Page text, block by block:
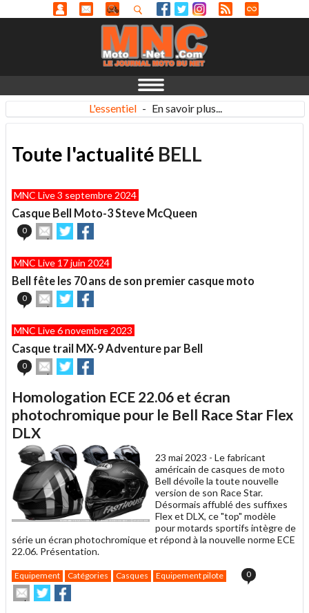
L'essentiel - En savoir plus...
Toute l'actualité BELL
MNC Live 3 septembre 2024
Casque Bell Moto-3 Steve McQueen
0
Envoyer
cet
à
un
ami
Partager
sur sur
MNC Live 17 juin 2024
Bell fête les 70 ans de son premier casque moto
0
Envoyer
cet
à
ami
Partager
sur sur
MNC Live 6 novembre 2023
Casque trail MX-9 Adventure par Bell
0
Envoyer
cet
à
un
ami
Partager
sur sur
Homologation ECE 22.06 et écran
photochromique pour le Bell Race Star Flex
DLX
23 mai 2023 - Le fabricant
américain de casques de moto
Bell dévoile la toute nouvelle
version de son Race Star.
Désormais affublé des suffixes
Flex et DLX, ce "top" modèle
pour motards sportifs intègre de
série un écran photochromique et répond à la nouvelle norme ECE
22.06. Présentation.
Equipement Catégories Casques Equipement pilote 0
Envoyer
cet
Partager
sur
sur